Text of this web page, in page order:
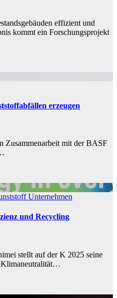
effizient und
kommt ein Forschungsprojekt
erzeugen
Zusammenarbeit mit der BASF
Unternehmen
und Recycling
stellt auf der K 2025 seine
Klimaneutralität…